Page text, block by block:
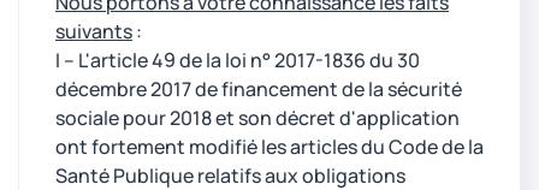
suivants:
I – L'article 49 de la loi n° 2017-1836 du 30
décembre 2017 de financement de la sécurité
sociale pour 2018 et son décret d'application
ont fortement modifié les articles du Code de la
Santé Publique relatifs aux obligations